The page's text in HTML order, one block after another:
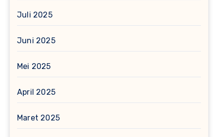
Juli 2025
Juni 2025
Mei 2025
April 2025
Maret 2025